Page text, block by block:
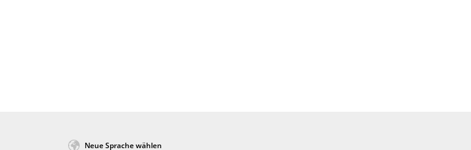
Neue Sprache wählen